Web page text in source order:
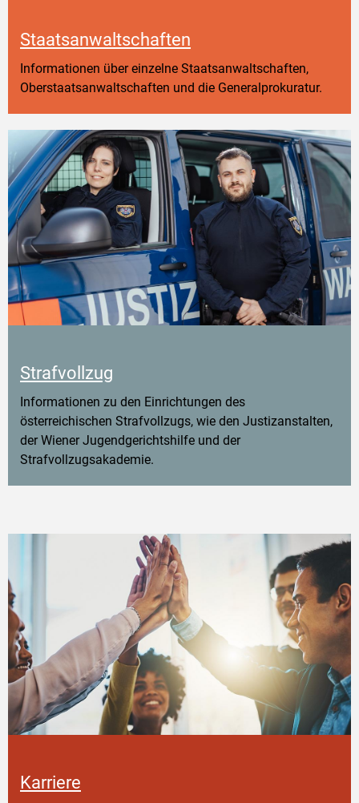
Staatsanwaltschaften
Informationen über einzelne Staatsanwaltschaften,
Oberstaatsanwaltschaften und die Generalprokuratur.
Strafvollzug
Informationen zu den Einrichtungen des
österreichischen Strafvollzugs, wie den Justizanstalten,
der Wiener Jugendgerichtshilfe und der
Strafvollzugsakademie.
Karriere